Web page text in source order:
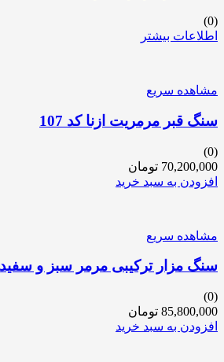
(0)
اطلاعات بیشتر
مشاهده سریع
سنگ قبر مرمریت ازنا کد 107
(0)
70,200,000 تومان
افزودن به سبد خرید
مشاهده سریع
سنگ مزار ترکیبی مرمر سبز و سفید
(0)
85,800,000 تومان
افزودن به سبد خرید